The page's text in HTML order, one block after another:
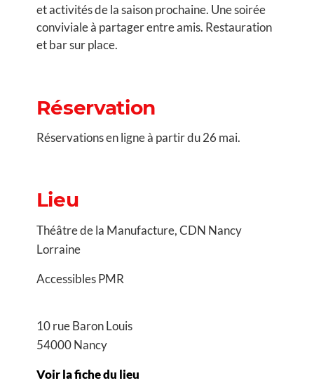
et activités de la saison prochaine. Une soirée
conviviale à partager entre amis. Restauration
et bar sur place.
Réservation
Réservations en ligne à partir du 26 mai.
Lieu
Théâtre de la Manufacture, CDN Nancy
Lorraine
Accessibles PMR
10 rue Baron Louis
54000 Nancy
Voir la fiche du lieu